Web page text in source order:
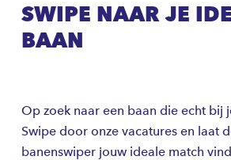
SWIPE NAAR JE
BAAN
Op zoek naar een baan die echt bij
Swipe door onze vacatures en laat
banenswiper jouw ideale match